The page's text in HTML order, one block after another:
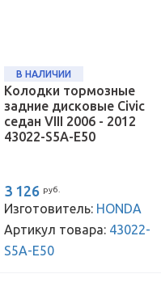
В НАЛИЧИИ
Колодки тормозные
задние дисковые Civic
седан VIII 2006 - 2012
43022-S5A-E50
3 126 руб.
Изготовитель: HONDA
Артикул товара: 43022-
S5A-E50